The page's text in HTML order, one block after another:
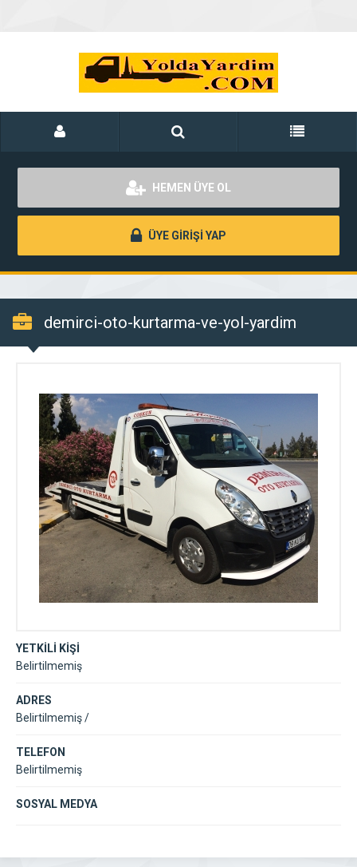
HEMEN ÜYE OL
ÜYE GİRİŞİ YAP
demirci-oto-kurtarma-ve-yol-yardim
YETKİLİ KİŞİ
Belirtilmemiş
ADRES
Belirtilmemiş /
TELEFON
Belirtilmemiş
SOSYAL MEDYA